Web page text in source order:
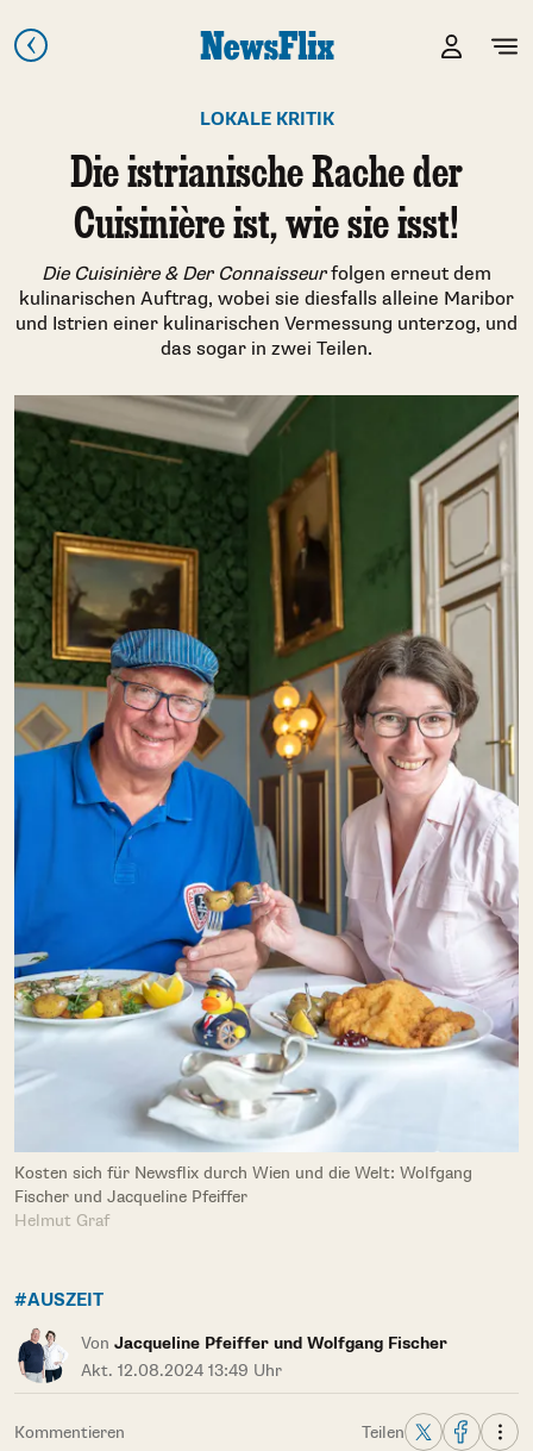
LOKALE KRITIK
Die istrianische Rache der
Cuisinière ist, wie sie isst!
Die Cuisinière & Der Connaisseurfolgen erneut dem
kulinarischen Auftrag, wobei sie diesfalls alleine Maribor
und Istrien einer kulinarischen Vermessung unterzog, und
das sogar in zwei Teilen.
Kosten sich für Newsflix durch Wien und die Welt: Wolfgang
Fischer und Jacqueline Pfeiffer
Helmut Graf
#AUSZEIT
Von Jacqueline Pfeiffer und Wolfgang Fischer
Akt. 12.08.2024 13:49 Uhr
Kommentieren Teilen